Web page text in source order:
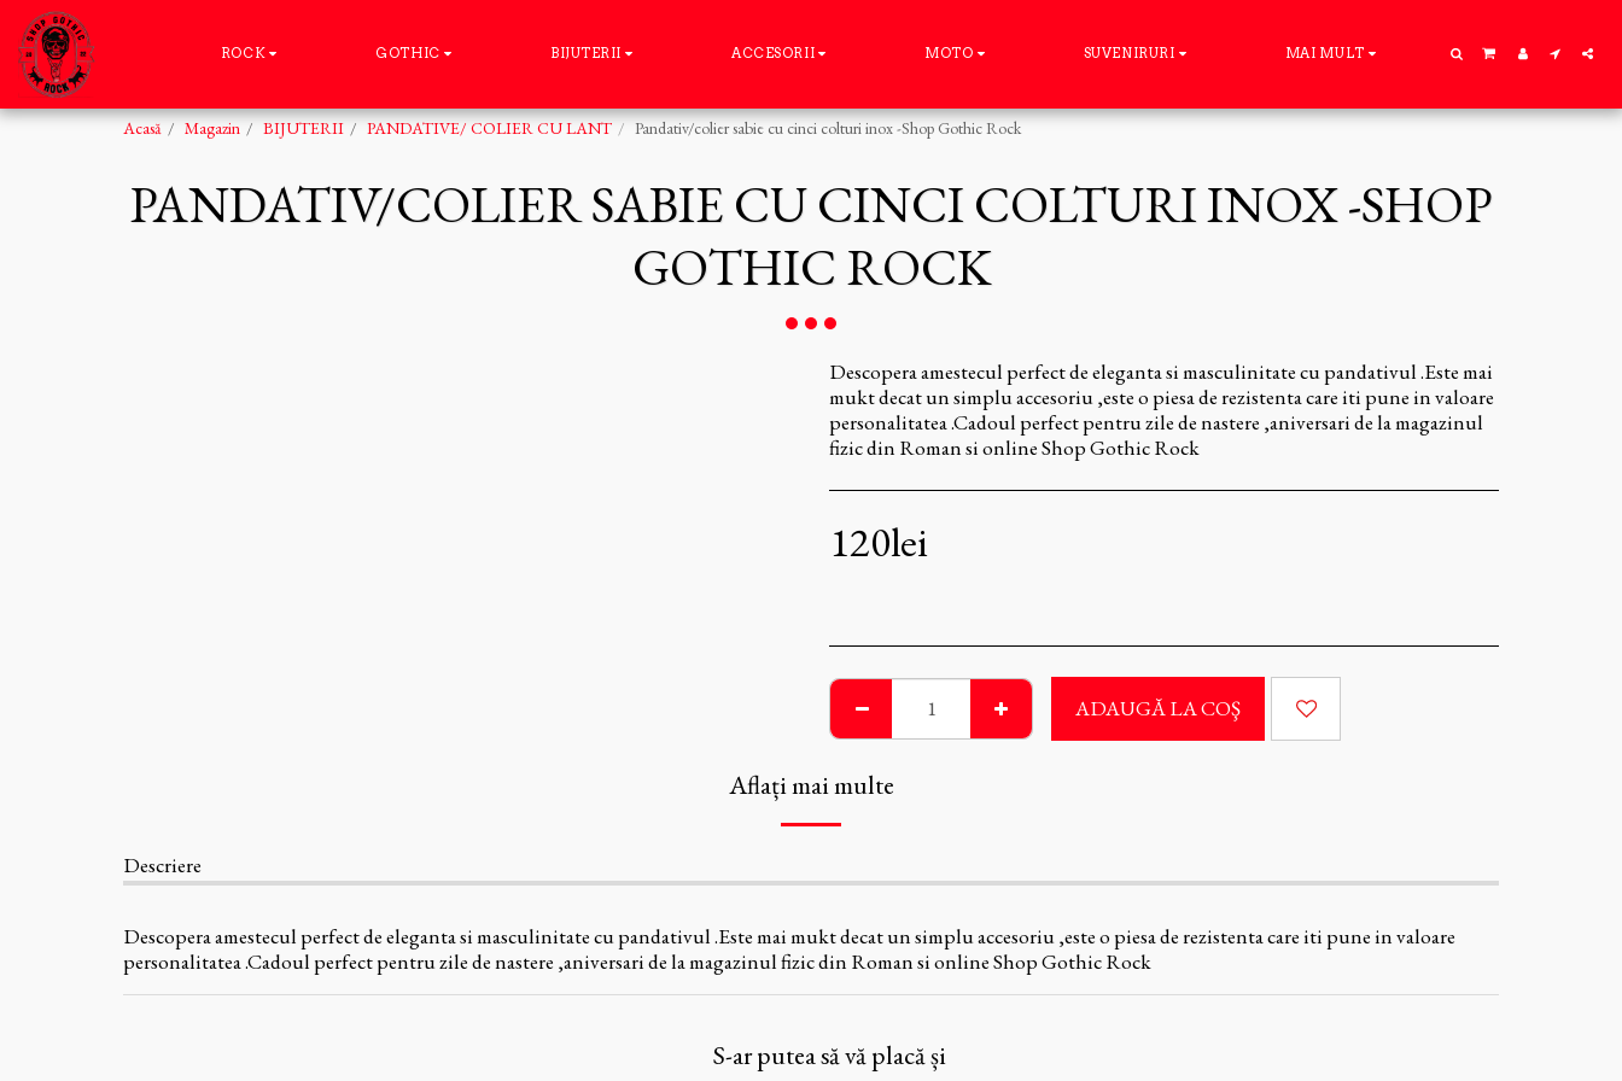
ROCK GOTHIC BIJUTERII ACCESORII MOTO SUVENIRURI MAI MULT
Acasă Magazin BIJUTERII PANDATIVE/ COLIER CU LANT Pandativ/colier sabie cu cinci colturi inox -Shop Gothic Rock
PANDATIV/COLIER SABIE CU CINCI COLTURI INOX -SHOP
GOTHIC ROCK
Descopera amestecul perfect de eleganta si masculinitate cu pandativul .Este mai
mukt decat un simplu accesoriu ,este o piesa de rezistenta care iti pune in valoare
personalitatea .Cadoul perfect pentru zile de nastere ,aniversari de la magazinul
fizic din Roman si online Shop Gothic Rock
120lei
ADAUGĂ LA COŞ
Aflați mai multe
Descriere
Descopera amestecul perfect de eleganta si masculinitate cu pandativul .Este mai mukt decat un simplu accesoriu ,este o piesa de rezistenta care iti pune in valoare
personalitatea .Cadoul perfect pentru zile de nastere ,aniversari de la magazinul fizic din Roman si online Shop Gothic Rock
S-ar putea să vă placă și